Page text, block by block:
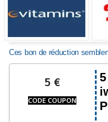
Ces bon de réduction
5 €
CODE COUPON